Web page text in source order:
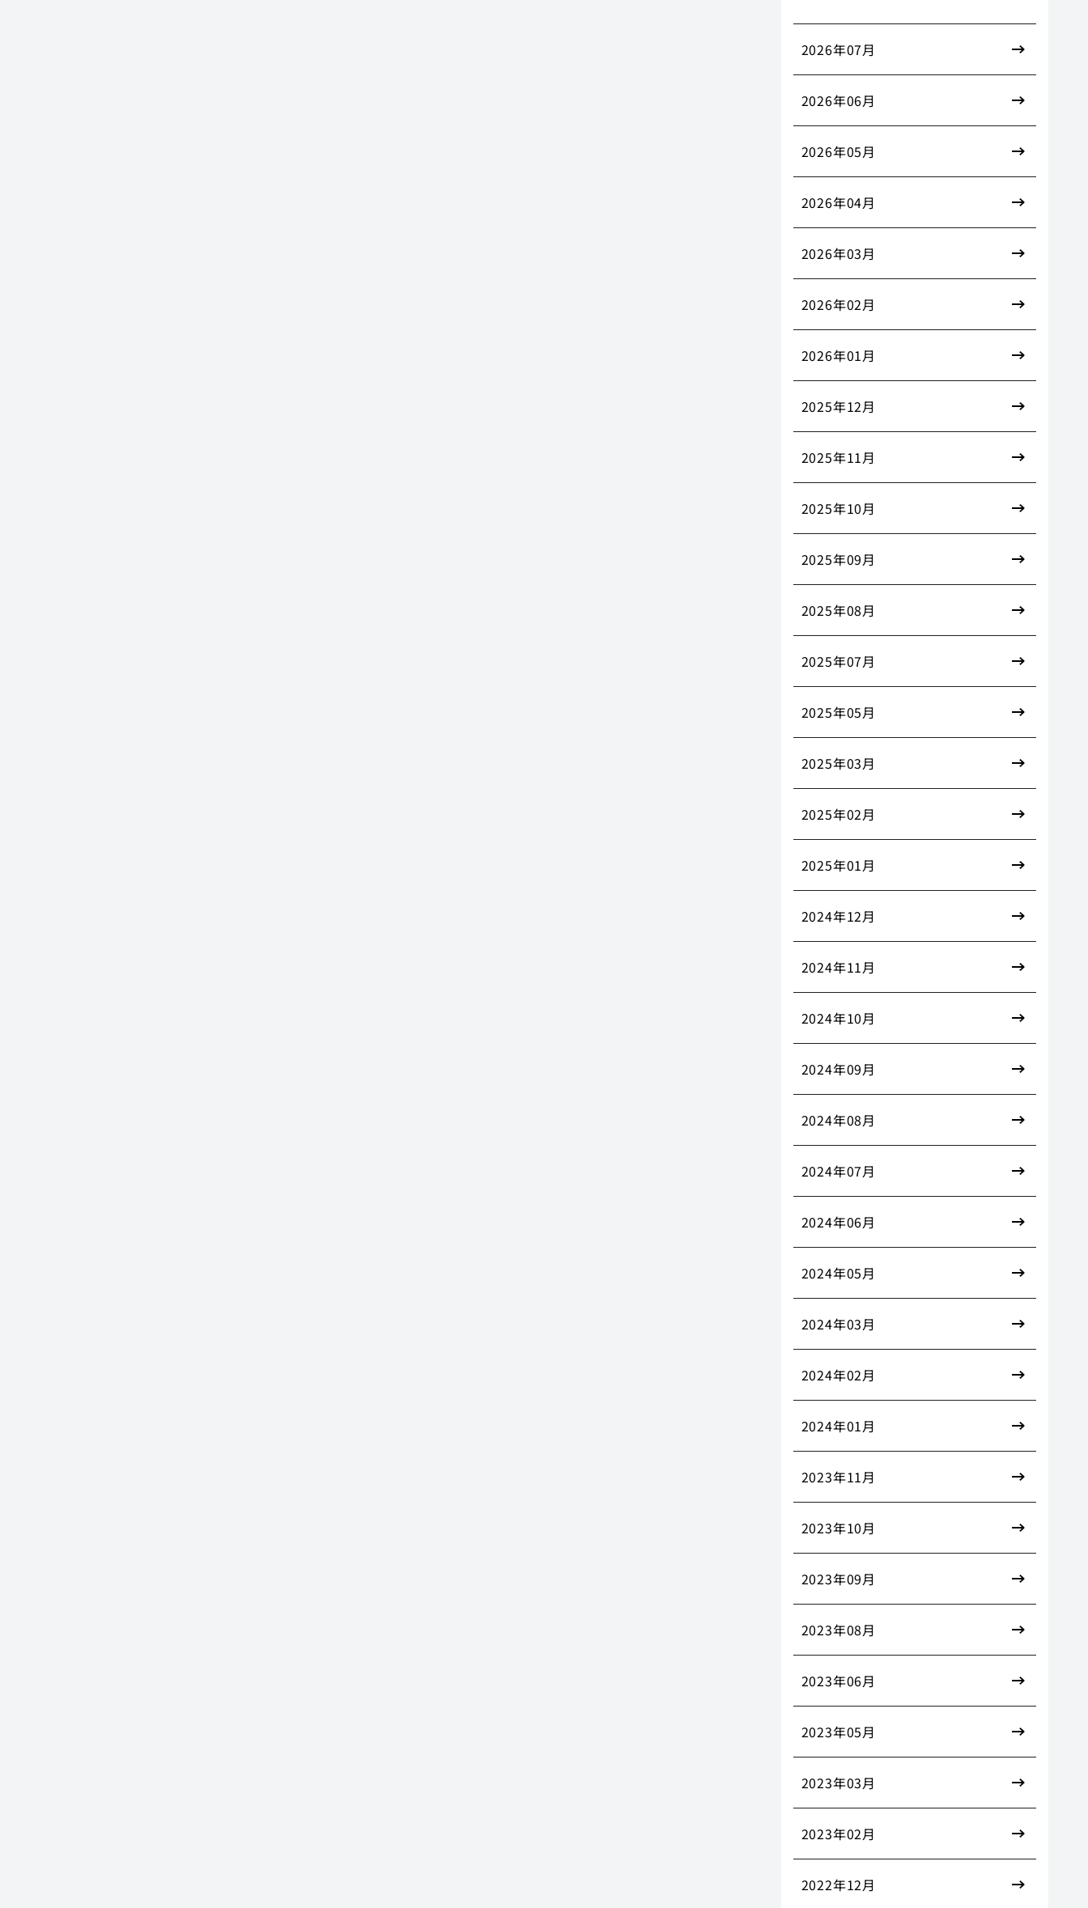
2026年07月
2026年06月
2026年05月
2026年04月
2026年03月
2026年02月
2026年01月
2025年12月
2025年11月
2025年10月
2025年09月
2025年08月
2025年07月
2025年05月
2025年03月
2025年02月
2025年01月
2024年12月
2024年11月
2024年10月
2024年09月
2024年08月
2024年07月
2024年06月
2024年05月
2024年03月
2024年02月
2024年01月
2023年11月
2023年10月
2023年09月
2023年08月
2023年06月
2023年05月
2023年03月
2023年02月
2022年12月